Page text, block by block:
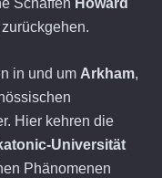
in und um Arkham,
Hier kehren die
Universität
Phänomenen